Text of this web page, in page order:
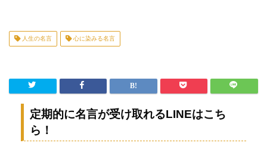
人生の名言 心に染みる名言
定期的に名言が受け取れるLINEはこち
ら！